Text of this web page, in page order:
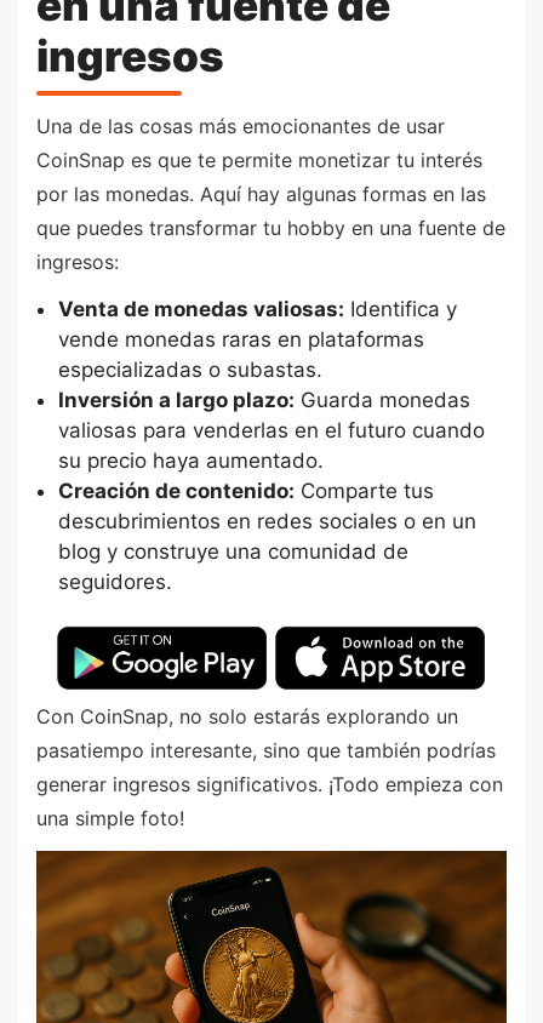
ingresos
Una de las cosas más emocionantes de usar
CoinSnap es que te permite monetizar tu interés
por las monedas. Aquí hay algunas formas en las
que puedes transformar tu hobby en una fuente de
ingresos:
Venta de monedas valiosas: Identifica y
vende monedas raras en plataformas
especializadas o subastas.
Inversión a largo plazo: Guarda monedas
valiosas para venderlas en el futuro cuando
su precio haya aumentado.
Creación de contenido: Comparte tus
descubrimientos en redes sociales o en un
blog y construye una comunidad de
seguidores.
Con CoinSnap, no solo estarás explorando un
pasatiempo interesante, sino que también podrías
generar ingresos significativos. ¡Todo empieza con
una simple foto!